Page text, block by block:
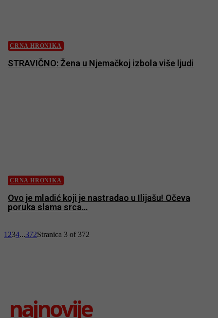
CRNA HRONIKA
STRAVIČNO: Žena u Njemačkoj izbola više ljudi
CRNA HRONIKA
Ovo je mladić koji je nastradao u Ilijašu! Očeva
poruka slama srca…
1 234...372Stranica 3 of 372
najnovije